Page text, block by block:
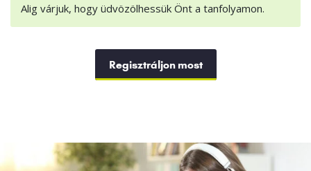
Alig várjuk, hogy üdvözölhessük Önt a tanfolyamon.
Regisztráljon most